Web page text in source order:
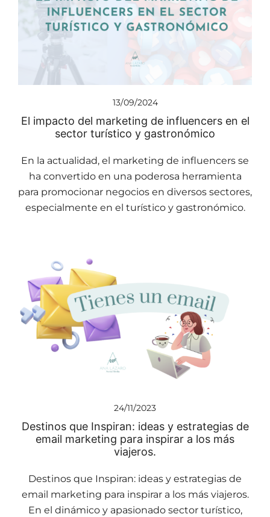
13/09/2024
El impacto del marketing de influencers en el
sector turístico y gastronómico
En la actualidad, el marketing de influencers se
ha convertido en una poderosa herramienta
para promocionar negocios en diversos sectores,
especialmente en el turístico y gastronómico.
24/11/2023
Destinos que Inspiran: ideas y estrategias de
email marketing para inspirar a los más
viajeros.
Destinos que Inspiran: ideas y estrategias de
email marketing para inspirar a los más viajeros.
En el dinámico y apasionado sector turístico,